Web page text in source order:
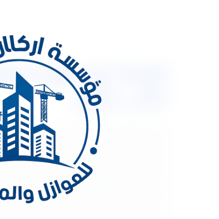
مائى حرارى
اسطح شينكو بالمدينة المنورة تراعي الميزانية
تتفاجأ بأي اجراء نتخذه ولهذا سيكون بإمكانك
ستوفر لك مثل تلك المتطلبات في آن واحد. لا تجعل
إذا كان من السهل الوصول إلى سطح منزلك أو
العلوي أو العلية للتخزين فستحتاج إلى وضع